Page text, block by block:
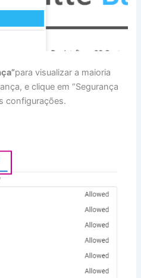
para visualizar a maioria
e clique em “Segurança
configurações.